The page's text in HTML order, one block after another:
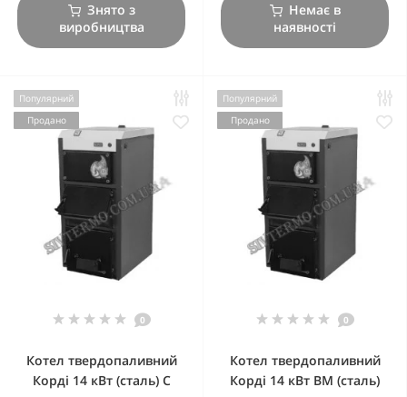
Знято з
виробництва
Немає в
наявності
Популярний
Продано
0
Котел твердопаливний
Корді 14 кВт (сталь) С
Популярний
Продано
0
Котел твердопаливний
Корді 14 кВт ВМ (сталь)